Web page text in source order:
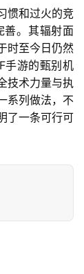
惯和过火的竞
善。其辐射面
时至今日仍然
手游的甄别机
技术力量与执
系列做法，不
了一条可行可